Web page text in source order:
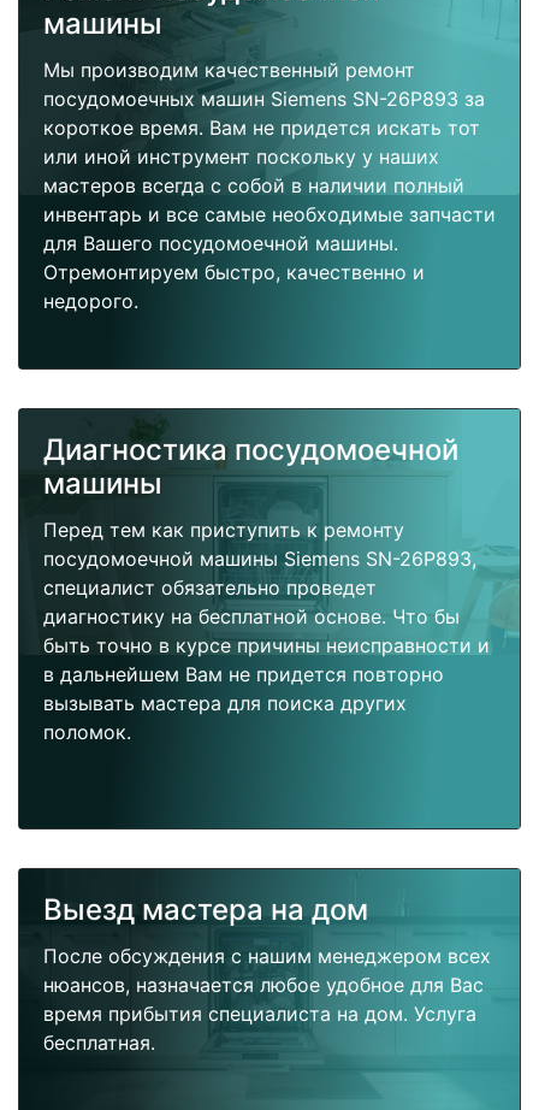
машины
Мы производим качественный ремонт
посудомоечных машин Siemens SN-26P893 за
короткое время. Вам не придется искать тот
или иной инструмент поскольку у наших
мастеров всегда с собой в наличии полный
инвентарь и все самые необходимые запчасти
для Вашего посудомоечной машины.
Отремонтируем быстро, качественно и
недорого.
Диагностика посудомоечной
машины
Перед тем как приступить к ремонту
посудомоечной машины Siemens SN-26P893,
специалист обязательно проведет
диагностику на бесплатной основе. Что бы
быть точно в курсе причины неисправности и
в дальнейшем Вам не придется повторно
вызывать мастера для поиска других
поломок.
Выезд мастера на дом
После обсуждения с нашим менеджером всех
нюансов, назначается любое удобное для Вас
время прибытия специалиста на дом. Услуга
бесплатная.